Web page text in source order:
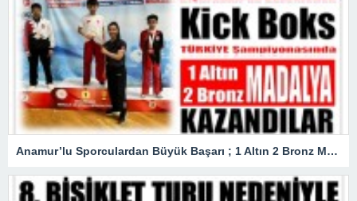
Anamur’lu Sporculardan Büyük Başarı ; 1 Altın 2 Bronz Madalya Kazandılar